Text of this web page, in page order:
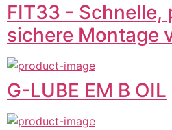
FIT33 - Schnelle,
sichere Montage
G-LUBE EM B OIL